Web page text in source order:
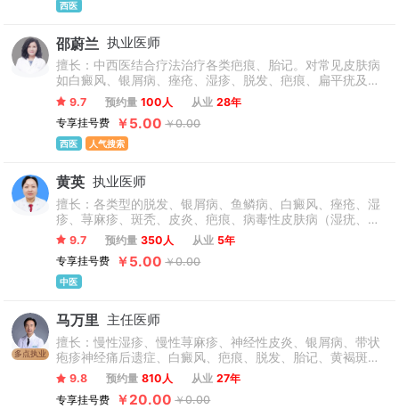
西医
邵蔚兰 执业医师
擅长：中西医结合疗法治疗各类疤痕、胎记。对常见皮肤病
如白癜风、银屑病、痤疮、湿疹、脱发、疤痕、扁平疣及真
菌感染等有深入研究；在面部皮炎、玫瑰痤疮、雀斑、黄褐
斑、老年斑等皮肤问题的诊治方面也具有见解。
9.7 预约量 100人 从业 28年
专享挂号费
￥5.00 ￥0.00
西医 人气搜索
黄英 执业医师
擅长：各类型的脱发、银屑病、鱼鳞病、白癜风、痤疮、湿
疹、荨麻疹、斑秃、皮炎、疤痕、病毒性皮肤病（湿疣、疱
疹、梅毒）、面部敏感肌肤及过敏性皮肤病、常见病及疑难
杂症。
9.7 预约量 350人 从业 5年
专享挂号费
￥5.00 ￥0.00
中医
多点执业
马万里 主任医师
擅长：慢性湿疹、慢性荨麻疹、神经性皮炎、银屑病、带状
疱疹神经痛后遗症、白癜风、疤痕、脱发、胎记、黄褐斑、
老年斑、牛皮癣、鱼鳞病等运用中医治疗各类顽固性、疑难
性皮肤病。
9.8 预约量 810人 从业 27年
专享挂号费
￥20.00 ￥0.00